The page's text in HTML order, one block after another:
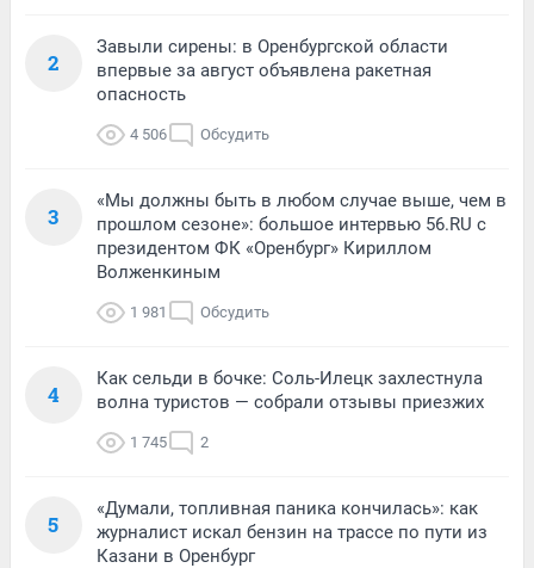
2
Завыли сирены: в Оренбургской области
впервые за август объявлена ракетная
опасность
4 506 Обсудить
3
«Мы должны быть в любом случае выше, чем в
прошлом сезоне»: большое интервью 56.RU с
президентом ФК «Оренбург» Кириллом
Волженкиным
1 981 Обсудить
4
Как сельди в бочке: Соль-Илецк захлестнула
волна туристов — собрали отзывы приезжих
1 745 2
5
«Думали, топливная паника кончилась»: как
журналист искал бензин на трассе по пути из
Казани в Оренбург